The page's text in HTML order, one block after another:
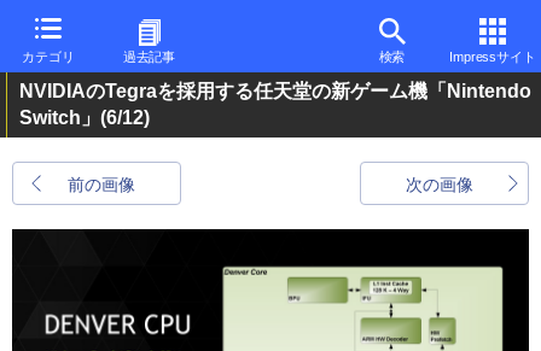
カテゴリ 過去記事 検索 Impressサイト
NVIDIAのTegraを採用する任天堂の新ゲーム機「Nintendo
Switch」 (6/12)
前の画像 次の画像